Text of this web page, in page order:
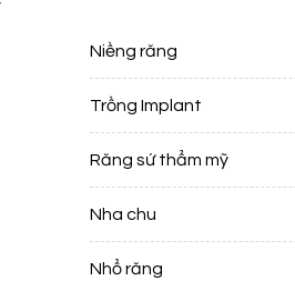
Niềng răng
Trồng Implant
Răng sứ thẩm mỹ
Nha chu
Nhổ răng